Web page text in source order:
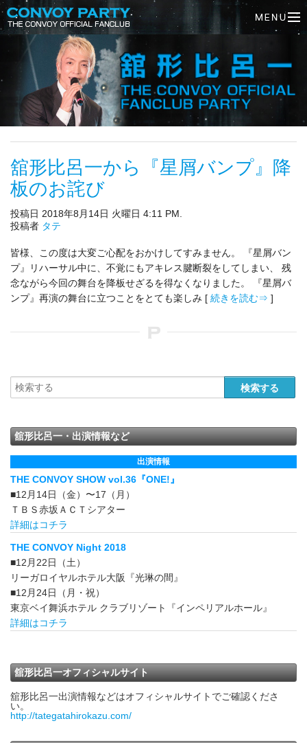
舘形比呂一から『星屑バンプ』降
板のお詫び
投稿日 2018年8月14日 火曜日 4:11 PM.
投稿者 タテ
皆様、この度は大変ご心配をおかけしてすみません。 『星屑バン
プ』リハーサル中に、不覚にもアキレス腱断裂をしてしまい、 残
念ながら今回の舞台を降板せざるを得なくなりました。 『星屑バ
ンプ』再演の舞台に立つことをとても楽しみ [ 続きを読む⇒ ]
舘形比呂一・出演情報など
出演情報
THE CONVOY SHOW vol.36『ONE!』
■12月14日（金）〜17（月）
ＴＢＳ赤坂ＡＣＴシアター
詳細はコチラ
THE CONVOY Night 2018
■12月22日（土）
リーガロイヤルホテル大阪『光琳の間』
■12月24日（月・祝）
東京ベイ舞浜ホテル クラブリゾート『インペリアルホール』
詳細はコチラ
舘形比呂一オフィシャルサイト
舘形比呂一出演情報などはオフィシャルサイトでご確認くださ
い。
http://tategatahirokazu.com/